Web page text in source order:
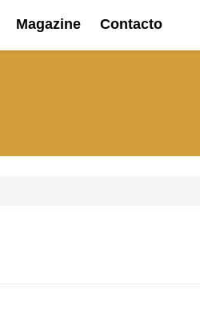
Magazine Contacto